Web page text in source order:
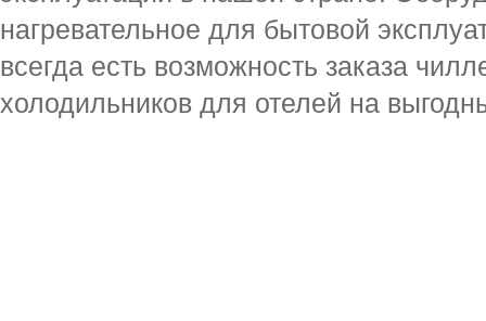
нагревательное для бытовой
всегда есть возможность заказа
холодильников для отелей на